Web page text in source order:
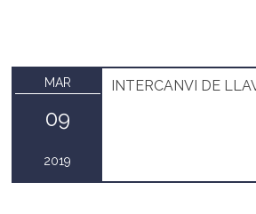
MAR
09
2019
INTERCANVI DE